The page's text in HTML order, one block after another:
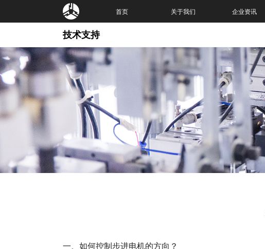
首页 关于我们 企业资讯
技术支持
一、如何控制步进电机的方向？